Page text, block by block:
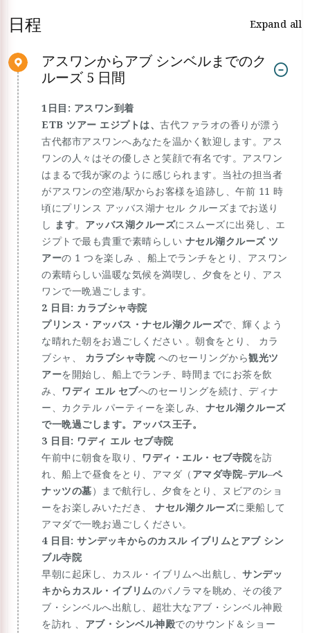
日程
Expand all
アスワンからアブ シンベルまでのク
ルーズ 5 日間
1日目: アスワン到着
ETB ツアー エジプトは、 古代ファラオの香りが漂う
古代都市アスワンへあなたを温かく歓迎します。アス
ワンの人々はその優しさと笑顔で有名です。アスワン
はまるで我が家のように感じられます。当社の担当者
がアスワンの空港/駅からお客様を追跡し、午前 11 時
頃にプリンス アッバス湖ナセル クルーズまでお送り
し ます。 アッバス湖クルーズにスムーズに出発し、エ
ジプトで最も貴重で素晴らしい ナセル湖クルーズ ツ
アーの 1 つを楽しみ 、船上でランチをとり、アスワン
の素晴らしい温暖な気候を満喫し、夕食をとり、アス
ワンで一晩過ごします。
2 日目: カラブシャ寺院
プリンス・アッバス・ナセル湖クルーズで、輝くよう
な晴れた朝をお過ごしください 。朝食をとり、 カラ
ブシャ、
カラブシャ寺院 へのセーリングから観光ツ
アーを開始し、船上でランチ、時間までにお茶を飲
み、
ワディ エル セブへのセーリングを続け、ディナ
ー、カクテル パーティーを楽しみ、 ナセル湖クルーズ
で一晩過ごします。 アッバス王子。
3 日目: ワディ エル セブ寺院
午前中に朝食を取り、
ワディ・エル・セブ寺院を訪
れ、船上で昼食をとり、アマダ（ アマダ寺院–デル–ペ
ナッツの墓）まで航行し、夕食をとり、ヌビアのショ
ーをお楽しみいただき、 ナセル湖クルーズに乗船して
アマダで一晩お過ごしください。
4 日目: サンデッキからのカスル イブリムとアブ シン
ブル寺院
早朝に起床し、カスル・イブリムへ出航し、 サンデッ
キからカスル・イブリムのパノラマを眺め、その後ア
ブ・シンベルへ出航し、超壮大なアブ・シンベル神殿
を訪れ 、 アブ・シンベル神殿でのサウンド＆ショー